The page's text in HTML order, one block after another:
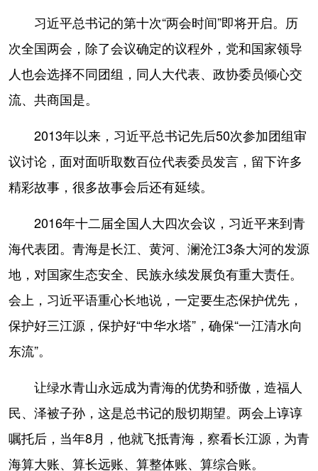
辽宁 吉林 上海 江苏
浙江 安徽 福建 江西
山东 河南 湖北 湖南
广东
四川 贵州 云南 西藏
陕西 甘肃 青海 宁夏
多语种频道
English Español Français عربى
习近平总书记的第十次“两会时间”即将开启。历
次全国两会，除了会议确定的议程外，党和国家领导
人也会选择不同团组，同人大代表、政协委员倾心交
流、共商国是。
2013年以来，习近平总书记先后50次参加团组审
议讨论，面对面听取数百位代表委员发言，留下许多
精彩故事，很多故事会后还有延续。
2016年十二届全国人大四次会议，习近平来到青
海代表团。青海是长江、黄河、澜沧江3条大河的发源
地，对国家生态安全、民族永续发展负有重大责任。
会上，习近平语重心长地说，一定要生态保护优先，
保护好三江源，保护好“中华水塔”，确保“一江清水向
东流”。
让绿水青山永远成为青海的优势和骄傲，造福人
民、泽被子孙，这是总书记的殷切期望。两会上谆谆
嘱托后，当年8月，他就飞抵青海，察看长江源，为青
海算大账、算长远账、算整体账、算综合账。